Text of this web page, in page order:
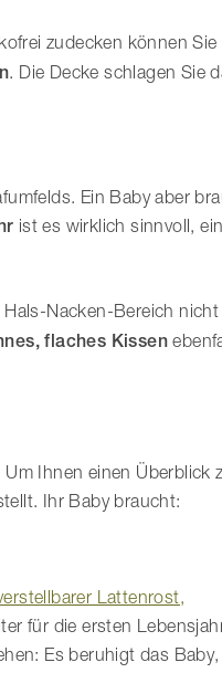
zudecken können Sie
. Die Decke schlagen Sie
Ein Baby aber
ist es wirklich sinnvoll, ein
Nacken-Bereich nicht
flaches Kissen
Ihnen einen Überblick
Ihr Baby braucht:
Lattenrost,
für die ersten
Es beruhigt das